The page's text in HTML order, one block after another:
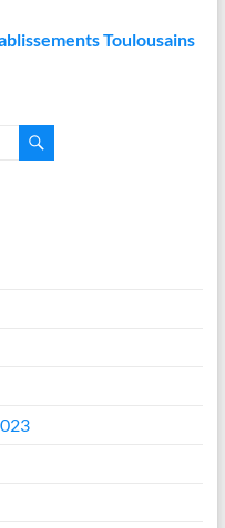
Toulousains